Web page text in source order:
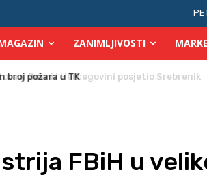
ZANIMLJIVOSTI
broj požara u TK
FBiH u